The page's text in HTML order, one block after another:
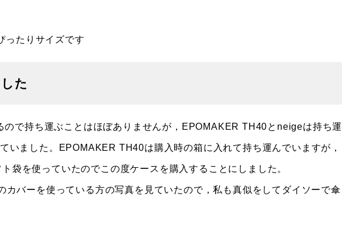
ったりサイズです
た
で持ち運ぶことはほぼありませんが，EPOMAKER TH40とneigeは持ち運
いました。EPOMAKER TH40は購入時の箱に入れて持ち運んでいますが，
袋を使っていたのでこの度ケースを購入することにしました。
カバーを使っている方の写真を見ていたので，私も真似をしてダイソーで傘